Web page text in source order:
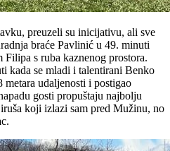
preuzeli su inicijativu, ali sve
braće Pavlinić u 49. minuti
Filipa s ruba kaznenog prostora.
kada se mladi i talentirani Benko
metara udaljenosti i postigao
gosti propuštaju najbolju
koji izlazi sam pred Mužinu, no